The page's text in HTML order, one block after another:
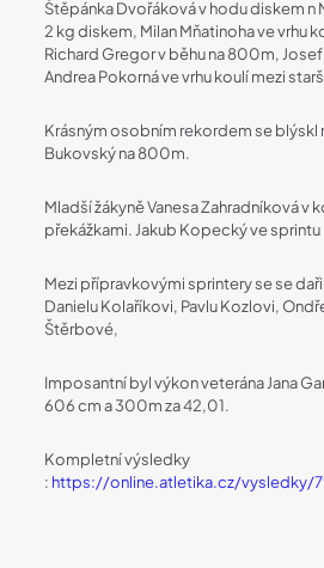
Štěpánka Dvořáková v hodu diskem n
2 kg diskem, Milan Mňatinoha ve vrhu
Richard Gregor v běhu na 800m,
Andrea Pokorná ve vrhu koulí mezi
Krásným osobním rekordem se blýskl
Bukovský na 800m.
Mladší žákyně Vanesa Zahradníková v
překážkami. Jakub Kopecký ve sprintu
Mezi přípravkovými sprintery se se
Danielu Kolaříkovi, Pavlu Kozlovi,
Štěrbové,
Imposantní byl výkon veterána Jana
606 cm a 300m za 42,01.
Kompletní výsledky
: https://online.atletika.cz/vysledky/